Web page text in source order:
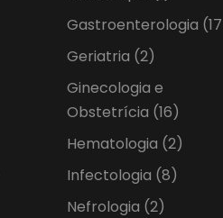
Gastroenterologia
Geriatria (2)
Ginecologia e
Obstetrícia (16)
Hematologia (2)
Infectologia (8)
Nefrologia (2)